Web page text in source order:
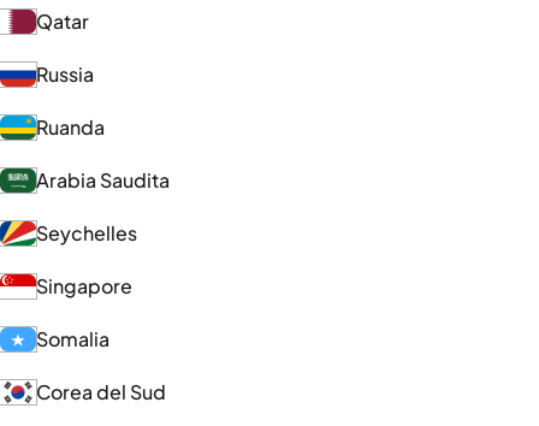
Qatar
Russia
Ruanda
Arabia Saudita
Seychelles
Singapore
Somalia
Corea del Sud